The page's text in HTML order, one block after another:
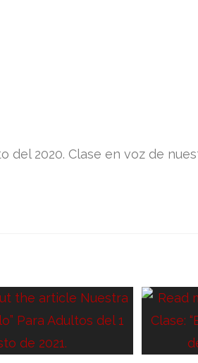
del 2020. Clase en voz de